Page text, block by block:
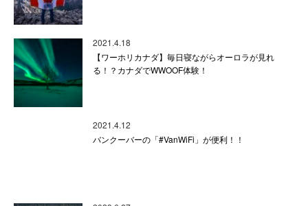
2021.4.18
【ワーホリカナダ】毎日寝ながらオーロラが見れ
る！？カナダでWWOOF体験！
2021.4.12
バンクーバーの「#VanWiFi」が便利！！